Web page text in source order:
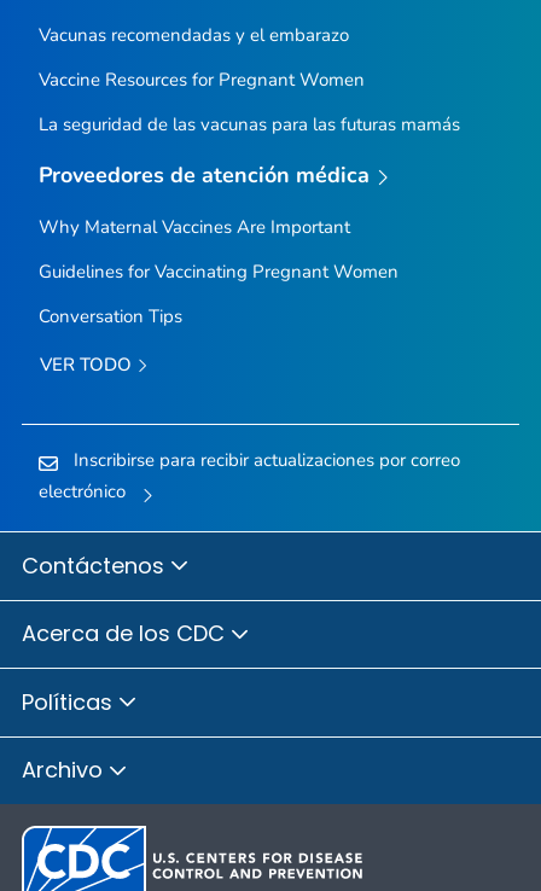
Vacunas recomendadas y el embarazo
Vaccine Resources for Pregnant Women
La seguridad de las vacunas para las futuras mamás
Proveedores de atención médica
Why Maternal Vaccines Are Important
Guidelines for Vaccinating Pregnant Women
Conversation Tips
VER TODO
Inscribirse para recibir actualizaciones por correo
electrónico
Contáctenos
Acerca de los CDC
Políticas
Archivo